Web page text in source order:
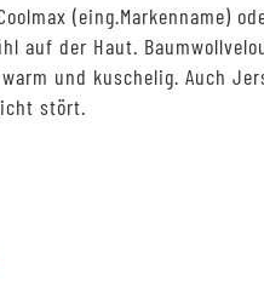
(eing.Markenname)
auf der Haut.
und kuschelig. Auch
stört.